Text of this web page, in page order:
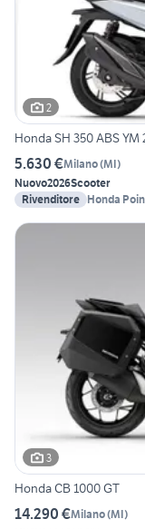
2
Honda SH 350 ABS
5.630 €Milano(MI)
Nuovo2026Scooter
Rivenditore Honda
3
Honda CB 1000 GT
14.290 €Milano(MI)